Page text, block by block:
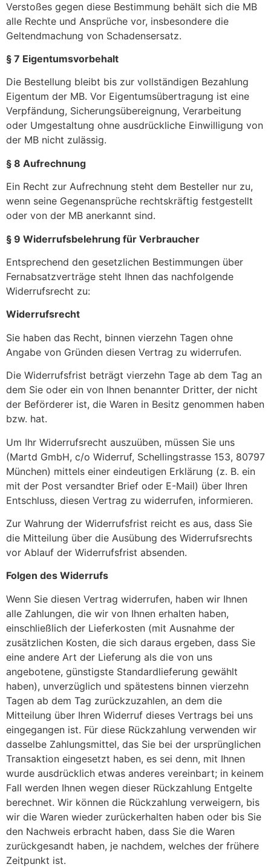
Verstoßes gegen diese Bestimmung behält sich die MB
alle Rechte und Ansprüche vor, insbesondere die
Geltendmachung von Schadensersatz.
§ 7 Eigentumsvorbehalt
Die Bestellung bleibt bis zur vollständigen Bezahlung
Eigentum der MB. Vor Eigentumsübertragung ist eine
Verpfändung, Sicherungsübereignung, Verarbeitung
oder Umgestaltung ohne ausdrückliche Einwilligung von
der MB nicht zulässig.
§ 8 Aufrechnung
Ein Recht zur Aufrechnung steht dem Besteller nur zu,
wenn seine Gegenansprüche rechtskräftig festgestellt
oder von der MB anerkannt sind.
§ 9 Widerrufsbelehrung für Verbraucher
Entsprechend den gesetzlichen Bestimmungen über
Fernabsatzverträge steht Ihnen das nachfolgende
Widerrufsrecht zu:
Widerrufsrecht
Sie haben das Recht, binnen vierzehn Tagen ohne
Angabe von Gründen diesen Vertrag zu widerrufen.
Die Widerrufsfrist beträgt vierzehn Tage ab dem Tag an
dem Sie oder ein von Ihnen benannter Dritter, der nicht
der Beförderer ist, die Waren in Besitz genommen haben
bzw. hat.
Um Ihr Widerrufsrecht auszuüben, müssen Sie uns
(Martd GmbH, c/o Widerruf, Schellingstrasse 153, 80797
München) mittels einer eindeutigen Erklärung (z. B. ein
mit der Post versandter Brief oder E-Mail) über Ihren
Entschluss, diesen Vertrag zu widerrufen, informieren.
Zur Wahrung der Widerrufsfrist reicht es aus, dass Sie
die Mitteilung über die Ausübung des Widerrufsrechts
vor Ablauf der Widerrufsfrist absenden.
Folgen des Widerrufs
Wenn Sie diesen Vertrag widerrufen, haben wir Ihnen
alle Zahlungen, die wir von Ihnen erhalten haben,
einschließlich der Lieferkosten (mit Ausnahme der
zusätzlichen Kosten, die sich daraus ergeben, dass Sie
eine andere Art der Lieferung als die von uns
angebotene, günstigste Standardlieferung gewählt
haben), unverzüglich und spätestens binnen vierzehn
Tagen ab dem Tag zurückzuzahlen, an dem die
Mitteilung über Ihren Widerruf dieses Vertrags bei uns
eingegangen ist. Für diese Rückzahlung verwenden wir
dasselbe Zahlungsmittel, das Sie bei der ursprünglichen
Transaktion eingesetzt haben, es sei denn, mit Ihnen
wurde ausdrücklich etwas anderes vereinbart; in keinem
Fall werden Ihnen wegen dieser Rückzahlung Entgelte
berechnet. Wir können die Rückzahlung verweigern, bis
wir die Waren wieder zurückerhalten haben oder bis Sie
den Nachweis erbracht haben, dass Sie die Waren
zurückgesandt haben, je nachdem, welches der frühere
Zeitpunkt ist.